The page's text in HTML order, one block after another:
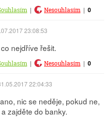
| Nesouhlasím | 0
23:08:53
nejdříve řešit.
| Nesouhlasím | 0
22:04:33
nic se neděje, pokud ne,
zajděte do banky.